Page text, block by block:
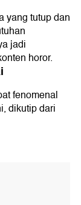
yang tutup dan
jadi
horor.
fenomenal
dikutip dari